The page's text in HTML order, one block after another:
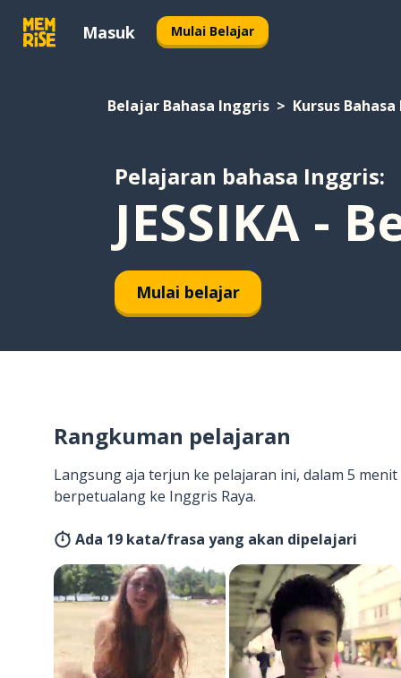
Masuk Mulai Belajar
Belajar Bahasa Inggris Kursus
Pelajaran bahasa Inggris:
JESSIKA -
Mulai belajar
Rangkuman pelajaran
Langsung aja terjun ke pelajaran ini, dalam 5
berpetualang ke Inggris Raya.
Ada 19 kata/frasa yang akan dipelajari